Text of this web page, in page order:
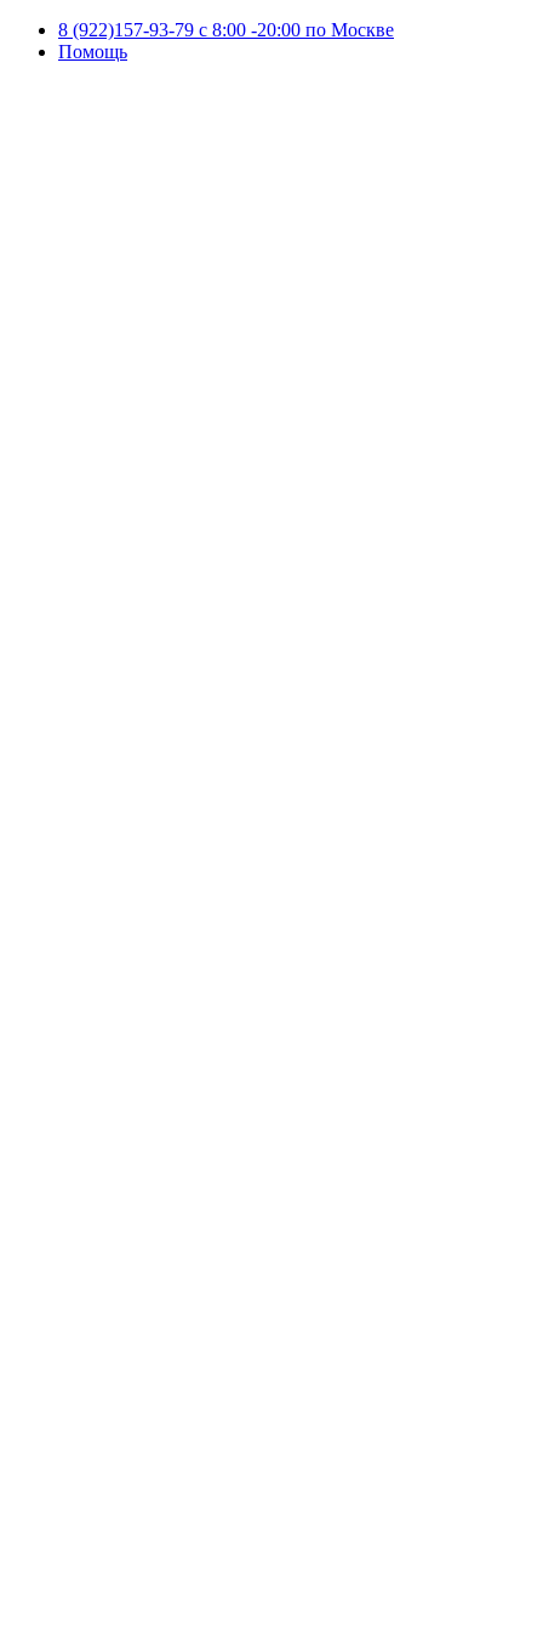
8 (922)157-93-79 c 8:00 -20:00 по Москве
Помощь